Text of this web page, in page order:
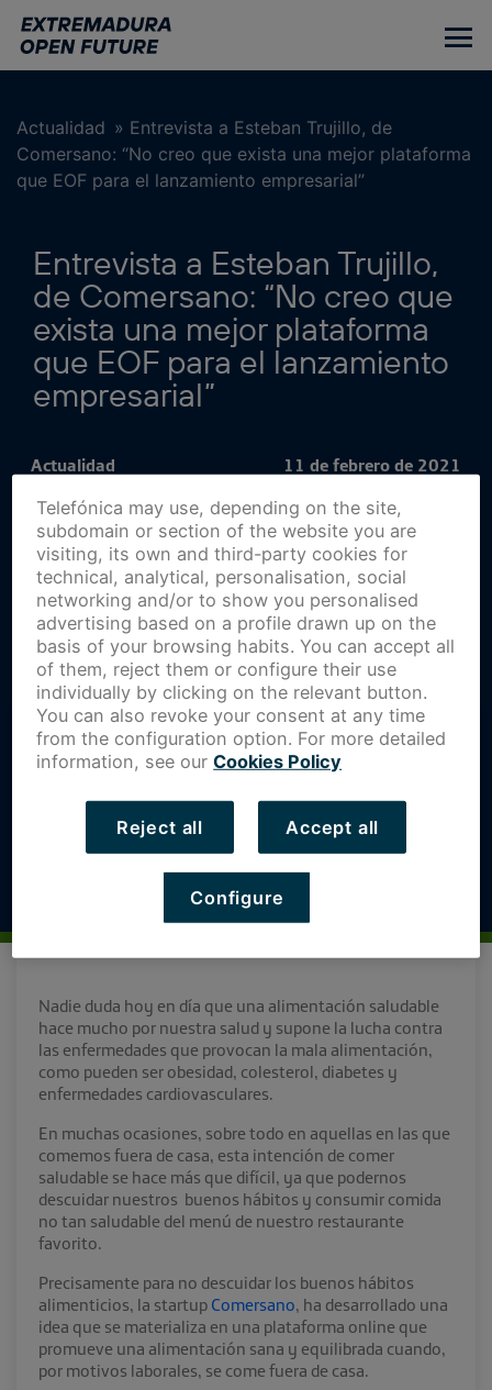
contenido
Actualidad » Entrevista a Esteban Trujillo, de
Comersano: “No creo que exista una mejor plataforma
que EOF para el lanzamiento empresarial”
Entrevista a Esteban Trujillo,
de Comersano: “No creo que
exista una mejor plataforma
que EOF para el lanzamiento
empresarial”
Actualidad 11 de febrero de 2021
Nadie duda hoy en día que una alimentación saludable
hace mucho por nuestra salud y supone la lucha contra
las enfermedades que provocan la mala alimentación,
como pueden ser obesidad, colesterol, diabetes y
enfermedades cardiovasculares.
En muchas ocasiones, sobre todo en aquellas en las que
comemos fuera de casa, esta intención de comer
saludable se hace más que difícil, ya que podernos
descuidar nuestros buenos hábitos y consumir comida
no tan saludable del menú de nuestro restaurante
favorito.
Precisamente para no descuidar los buenos hábitos
alimenticios, la startup Comersano, ha desarrollado una
idea que se materializa en una plataforma online que
promueve una alimentación sana y equilibrada cuando,
por motivos laborales, se come fuera de casa.
Telefónica may use, depending on the site,
subdomain or section of the website you are
visiting, its own and third-party cookies for
technical, analytical, personalisation, social
networking and/or to show you personalised
advertising based on a profile drawn up on the
basis of your browsing habits. You can accept all
of them, reject them or configure their use
individually by clicking on the relevant button.
You can also revoke your consent at any time
from the configuration option. For more detailed
information, see our Cookies Policy
Reject all Accept all
Configure